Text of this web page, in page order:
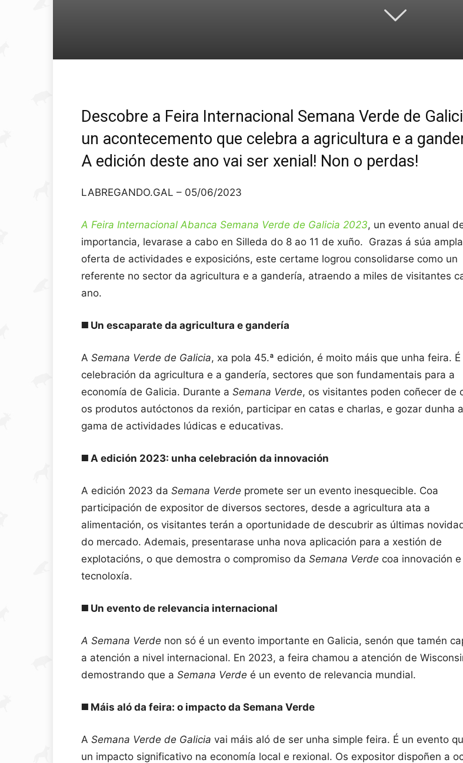
Descobre a Feira Internacional Semana Verde de
un acontecemento que celebra a agricultura e a
A edición deste ano vai ser xenial! Non o perdas!
LABREGANDO.GAL – 05/06/2023
A Feira Internacional Abanca Semana Verde de Galicia 2023, un evento anual
importancia, levarase a cabo en Silleda do 8 ao 11 de xuño. Grazas á súa ampla
oferta de actividades e exposicións, este certame logrou consolidarse como un
referente no sector da agricultura e a gandería, atraendo a miles de visitantes
ano.
◼️ Un escaparate da agricultura e gandería
A Semana Verde de Galicia, xa pola 45.ª edición, é moito máis que unha feira. É
celebración da agricultura e a gandería, sectores que son fundamentais para a
economía de Galicia. Durante a Semana Verde, os visitantes poden coñecer de
os produtos autóctonos da rexión, participar en catas e charlas, e gozar dunha
gama de actividades lúdicas e educativas.
◼️ A edición 2023: unha celebración da innovación
A edición 2023 da Semana Verde promete ser un evento inesquecible. Coa
participación de expositor de diversos sectores, desde a agricultura ata a
alimentación, os visitantes terán a oportunidade de descubrir as últimas
do mercado. Ademais, presentarase unha nova aplicación para a xestión de
explotacións, o que demostra o compromiso da Semana Verde coa innovación e
tecnoloxía.
◼️ Un evento de relevancia internacional
A Semana Verde non só é un evento importante en Galicia, senón que tamén
a atención a nivel internacional. En 2023, a feira chamou a atención de
demostrando que a Semana Verde é un evento de relevancia mundial.
◼️ Máis aló da feira: o impacto da Semana Verde
A Semana Verde de Galicia vai máis aló de ser unha simple feira. É un evento
un impacto significativo na economía local e rexional. Os expositor dispoñen a